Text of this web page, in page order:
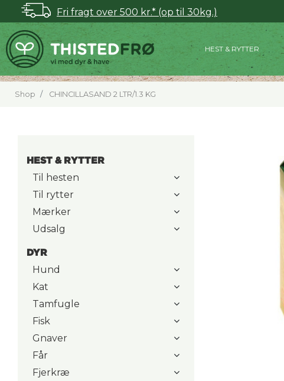
Fri fragt over 500 kr.* (op til 30kg.)
HEST & RYTTER
Shop CHINCILLASAND 2 LTR/1.3 KG
HEST & RYTTER
Til hesten
Til rytter
Mærker
Udsalg
DYR
Hund
Kat
Tamfugle
Fisk
Gnaver
Får
Fjerkræ